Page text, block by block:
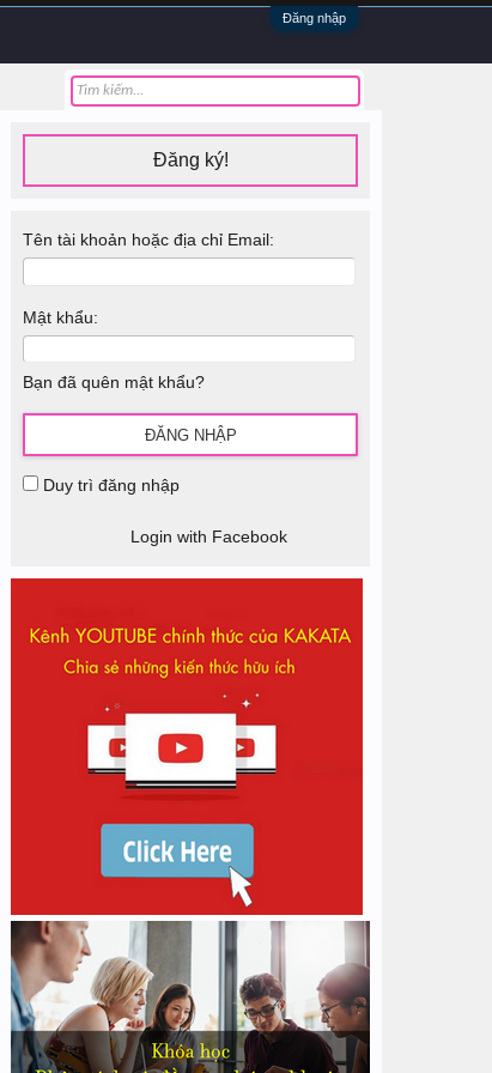
Đăng nhập
Đăng ký!
Tên tài khoản hoặc địa chỉ Email:
Mật khẩu:
Bạn đã quên mật khẩu?
Duy trì đăng nhập
Login with Facebook